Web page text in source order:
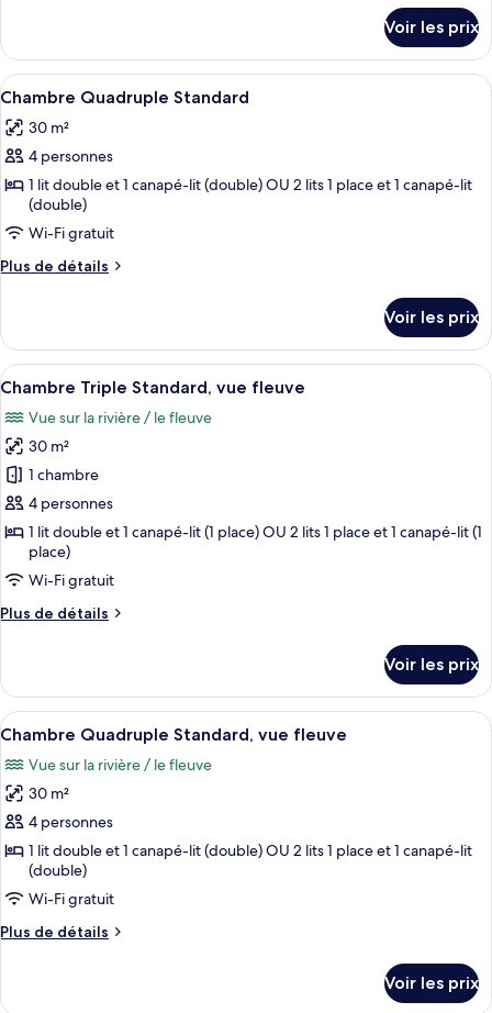
ou
avec
lits
jumeaux,
vue
fleuve
le
type
de
Chambre
Standard
ou
avec
lits
vue
Voir les prix
Afficher
toutes
les
photos
pour
type
de
Quadruple
Standard
Une chambre d’hôtel équipée d’un
4
Chambre Quadruple Standard
30 m²
4 personnes
1 lit double et 1 canapé-lit (double) OU 2 lits 1 place et 1 canapé-lit
(double)
Wi-Fi gratuit
Plus de détails
Plus
le
type
de
Chambre
Quadruple
Standard
Voir les prix
Afficher
toutes
les
photos
pour
ce
type
chambre :
Chambre
Triple
vue
fleuve
Une chambre d’hôtel comprenant
4
Chambre Triple Standard, vue fleuve
Vue sur la rivière / le fleuve
30 m²
1 chambre
4 personnes
1 lit double et 1 canapé-lit (1 place) OU 2 lits 1 place et 1 canapé-lit (1
place)
Wi-Fi gratuit
Plus de détails
Plus
le
type
de
Chambre
Triple
Standard,
vue
fleuve
Voir les prix
Afficher
toutes
les
photos
pour
ce
type
de
chambre :
Standard,
Une chambre d’hôtel équipée d’un
4
Chambre Quadruple Standard, vue fleuve
Vue sur la rivière / le fleuve
30 m²
4 personnes
1 lit double et 1 canapé-lit (double) OU 2 lits 1 place et 1 canapé-lit
(double)
Wi-Fi gratuit
Plus de détails
Plus
Voir les prix